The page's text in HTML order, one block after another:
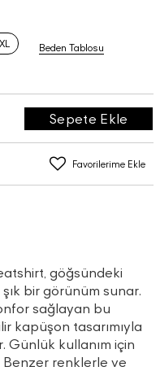
Beden Tablosu
Favorilerime Ekle
Sepete Ekle
göğsündeki
bir görünüm sunar.
sağlayan bu
kapüşon tasarımıyla
Günlük kullanım için
Benzer renklerle ve